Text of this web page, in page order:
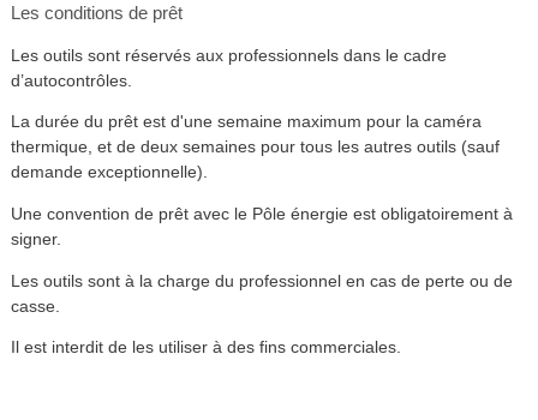
Les conditions de prêt
Les outils sont réservés aux professionnels dans le cadre
d’autocontrôles.
La durée du prêt est d'une semaine maximum pour la caméra
thermique, et de deux semaines pour tous les autres outils (sauf
demande exceptionnelle).
Une convention de prêt avec le Pôle énergie est obligatoirement à
signer.
Les outils sont à la charge du professionnel en cas de perte ou de
casse.
Il est interdit de les utiliser à des fins commerciales.